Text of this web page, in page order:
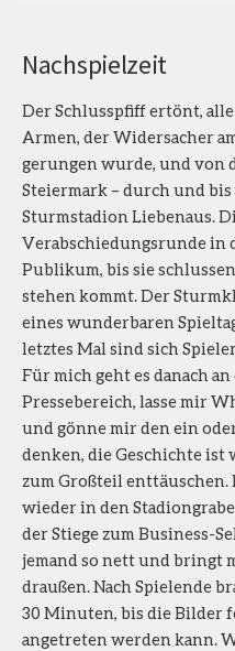
Nachspielzeit
Der Schlusspfiff ertönt,
Armen, der Widersacher
gerungen wurde, und von
Steiermark – durch und bis
Sturmstadion Liebenaus.
Verabschiedungsrunde in
Publikum, bis sie
stehen kommt. Der
eines wunderbaren
letztes Mal sind sich
Für mich geht es danach
Pressebereich, lasse mir
und gönne mir den ein
denken, die Geschichte ist
zum Großteil
wieder in den
der Stiege zum Business-
jemand so nett und bringt
draußen. Nach Spielende
30 Minuten, bis die Bilder
angetreten werden kann.